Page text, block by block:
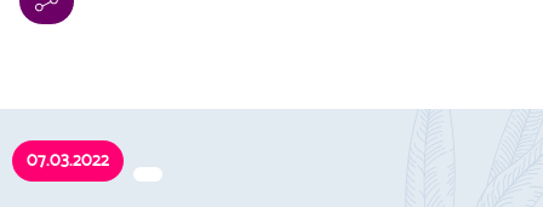
07.03.2022